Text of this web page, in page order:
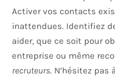
Activer vos contacts
inattendues. Identifiez
aider, que ce soit pour
entreprise ou même
recruteurs. N’hésitez